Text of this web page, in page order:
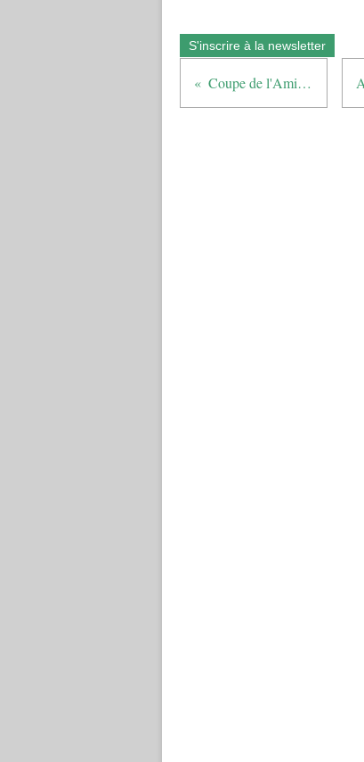
S'inscrire à la newsletter
Coupe de l'Amitié - GGB2